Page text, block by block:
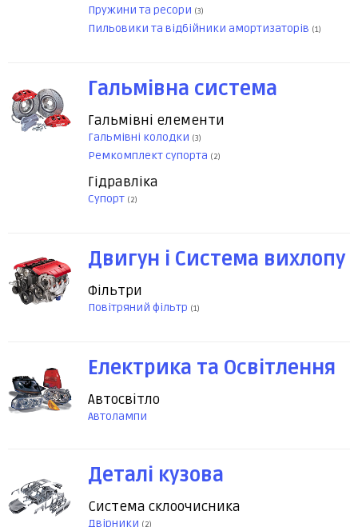
Пружини та ресори (3)
Пильовики та відбійники амортизаторів (1)
Гальмівна система
Гальмівні елементи
Гальмівні колодки (3)
Ремкомплект супорта (2)
Гідравліка
Супорт (2)
Двигун і Система вихлопу
Фільтри
Повітряний фільтр (1)
Електрика та Освітлення
Автосвітло
Автолампи
Деталі кузова
Система склоочисника
Двірники (2)